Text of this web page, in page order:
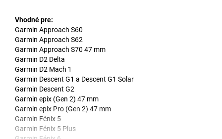
Vhodné pre:
Garmin Approach S60
Garmin Approach S62
Garmin Approach S70 47 mm
Garmin D2 Delta
Garmin D2 Mach 1
Garmin Descent G1 a Descent G1 Solar
Garmin Descent G2
Garmin epix (Gen 2) 47 mm
Garmin epix Pro (Gen 2) 47 mm
Garmin Fénix 5
Garmin Fénix 5 Plus